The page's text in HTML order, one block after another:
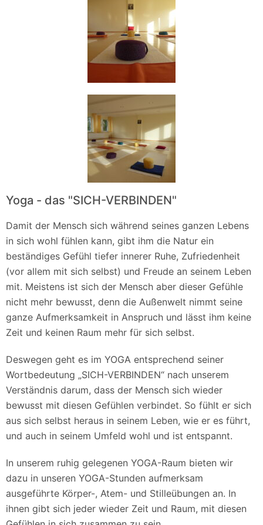
Yoga - das "SICH-VERBINDEN"
Damit der Mensch sich während seines ganzen Lebens
in sich wohl fühlen kann, gibt ihm die Natur ein
beständiges Gefühl tiefer innerer Ruhe, Zufriedenheit
(vor allem mit sich selbst) und Freude an seinem Leben
mit. Meistens ist sich der Mensch aber dieser Gefühle
nicht mehr bewusst, denn die Außenwelt nimmt seine
ganze Aufmerksamkeit in Anspruch und lässt ihm keine
Zeit und keinen Raum mehr für sich selbst.
Deswegen geht es im YOGA entsprechend seiner
Wortbedeutung „SICH-VERBINDEN“ nach unserem
Verständnis darum, dass der Mensch sich wieder
bewusst mit diesen Gefühlen verbindet. So fühlt er sich
aus sich selbst heraus in seinem Leben, wie er es führt,
und auch in seinem Umfeld wohl und ist entspannt.
In unserem ruhig gelegenen YOGA-Raum bieten wir
dazu in unseren YOGA-Stunden aufmerksam
ausgeführte Körper-, Atem- und Stilleübungen an. In
ihnen gibt sich jeder wieder Zeit und Raum, mit diesen